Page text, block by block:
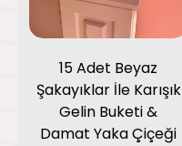
15 Adet Beyaz
Şakayıklar İle Karışık
Gelin Buketi &
Damat Yaka Çiçeği